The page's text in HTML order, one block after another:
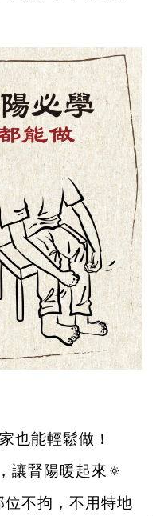
也能輕鬆做！
讓腎陽暖起來 🔅
位不拘，不用特地